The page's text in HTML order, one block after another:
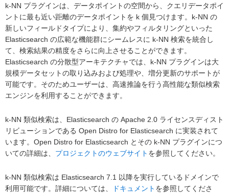
k-NN プラグインは、データポイントの空間から、クエリデータポイ
ントに最も近い距離のデータポイントを k 個見つけます。k-NN の
新しいフィールドタイプにより、集約やフィルタリングといった
Elasticsearch の広範な機能群にシームレスに k-NN 検索を統合し
て、検索結果の精度をさらに向上させることができます。
Elasticsearch の分散型アーキテクチャでは、k-NN プラグインは大
規模データセットの取り込みおよび処理や、増分更新のサポートが
可能です。そのためユーザーは、高速推論を行う高性能な類似検索
エンジンを利用することができます。
k-NN 類似検索は、Elasticsearch の Apache 2.0 ライセンスディスト
リビューションである Open Distro for Elasticsearch に実装されて
います。Open Distro for Elasticsearch とその k-NN プラグインにつ
いての詳細は、 プロジェクトのウェブサイト を参照してください。
k-NN 類似検索は Elasticsearch 7.1 以降を実行しているドメインで
利用可能です。詳細については、
ドキュメント を参照してくださ